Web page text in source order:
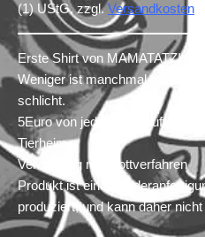
(1) UStG. zzgl.Versandkosten
Erste Shirt von MAMATATZI.
Weniger ist manchmal mehr,
schlicht.
5Euro von jedem verkauften
Tierheim.
Veredelung mit Plottverfahren
Produkt ist eine
produziert, und kann daher